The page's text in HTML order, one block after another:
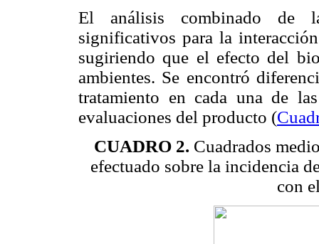
El análisis combinado de
significativos para la
sugiriendo que el efecto del
ambientes. Se encontró
tratamiento en cada una de
evaluaciones del producto (
CUADRO 2. Cuadrados
efectuado sobre la incidencia
con